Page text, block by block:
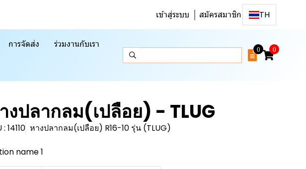
เข้าสู่ระบบ สมัครสมาชิก TH
การจัดส่ง ร่วมงานกับเรา
0 0
งปลากลม(เปลือย) - TLUG
: 14110 หางปลากลม(เปลือย) R16-10 รุ่น (TLUG)
name 1